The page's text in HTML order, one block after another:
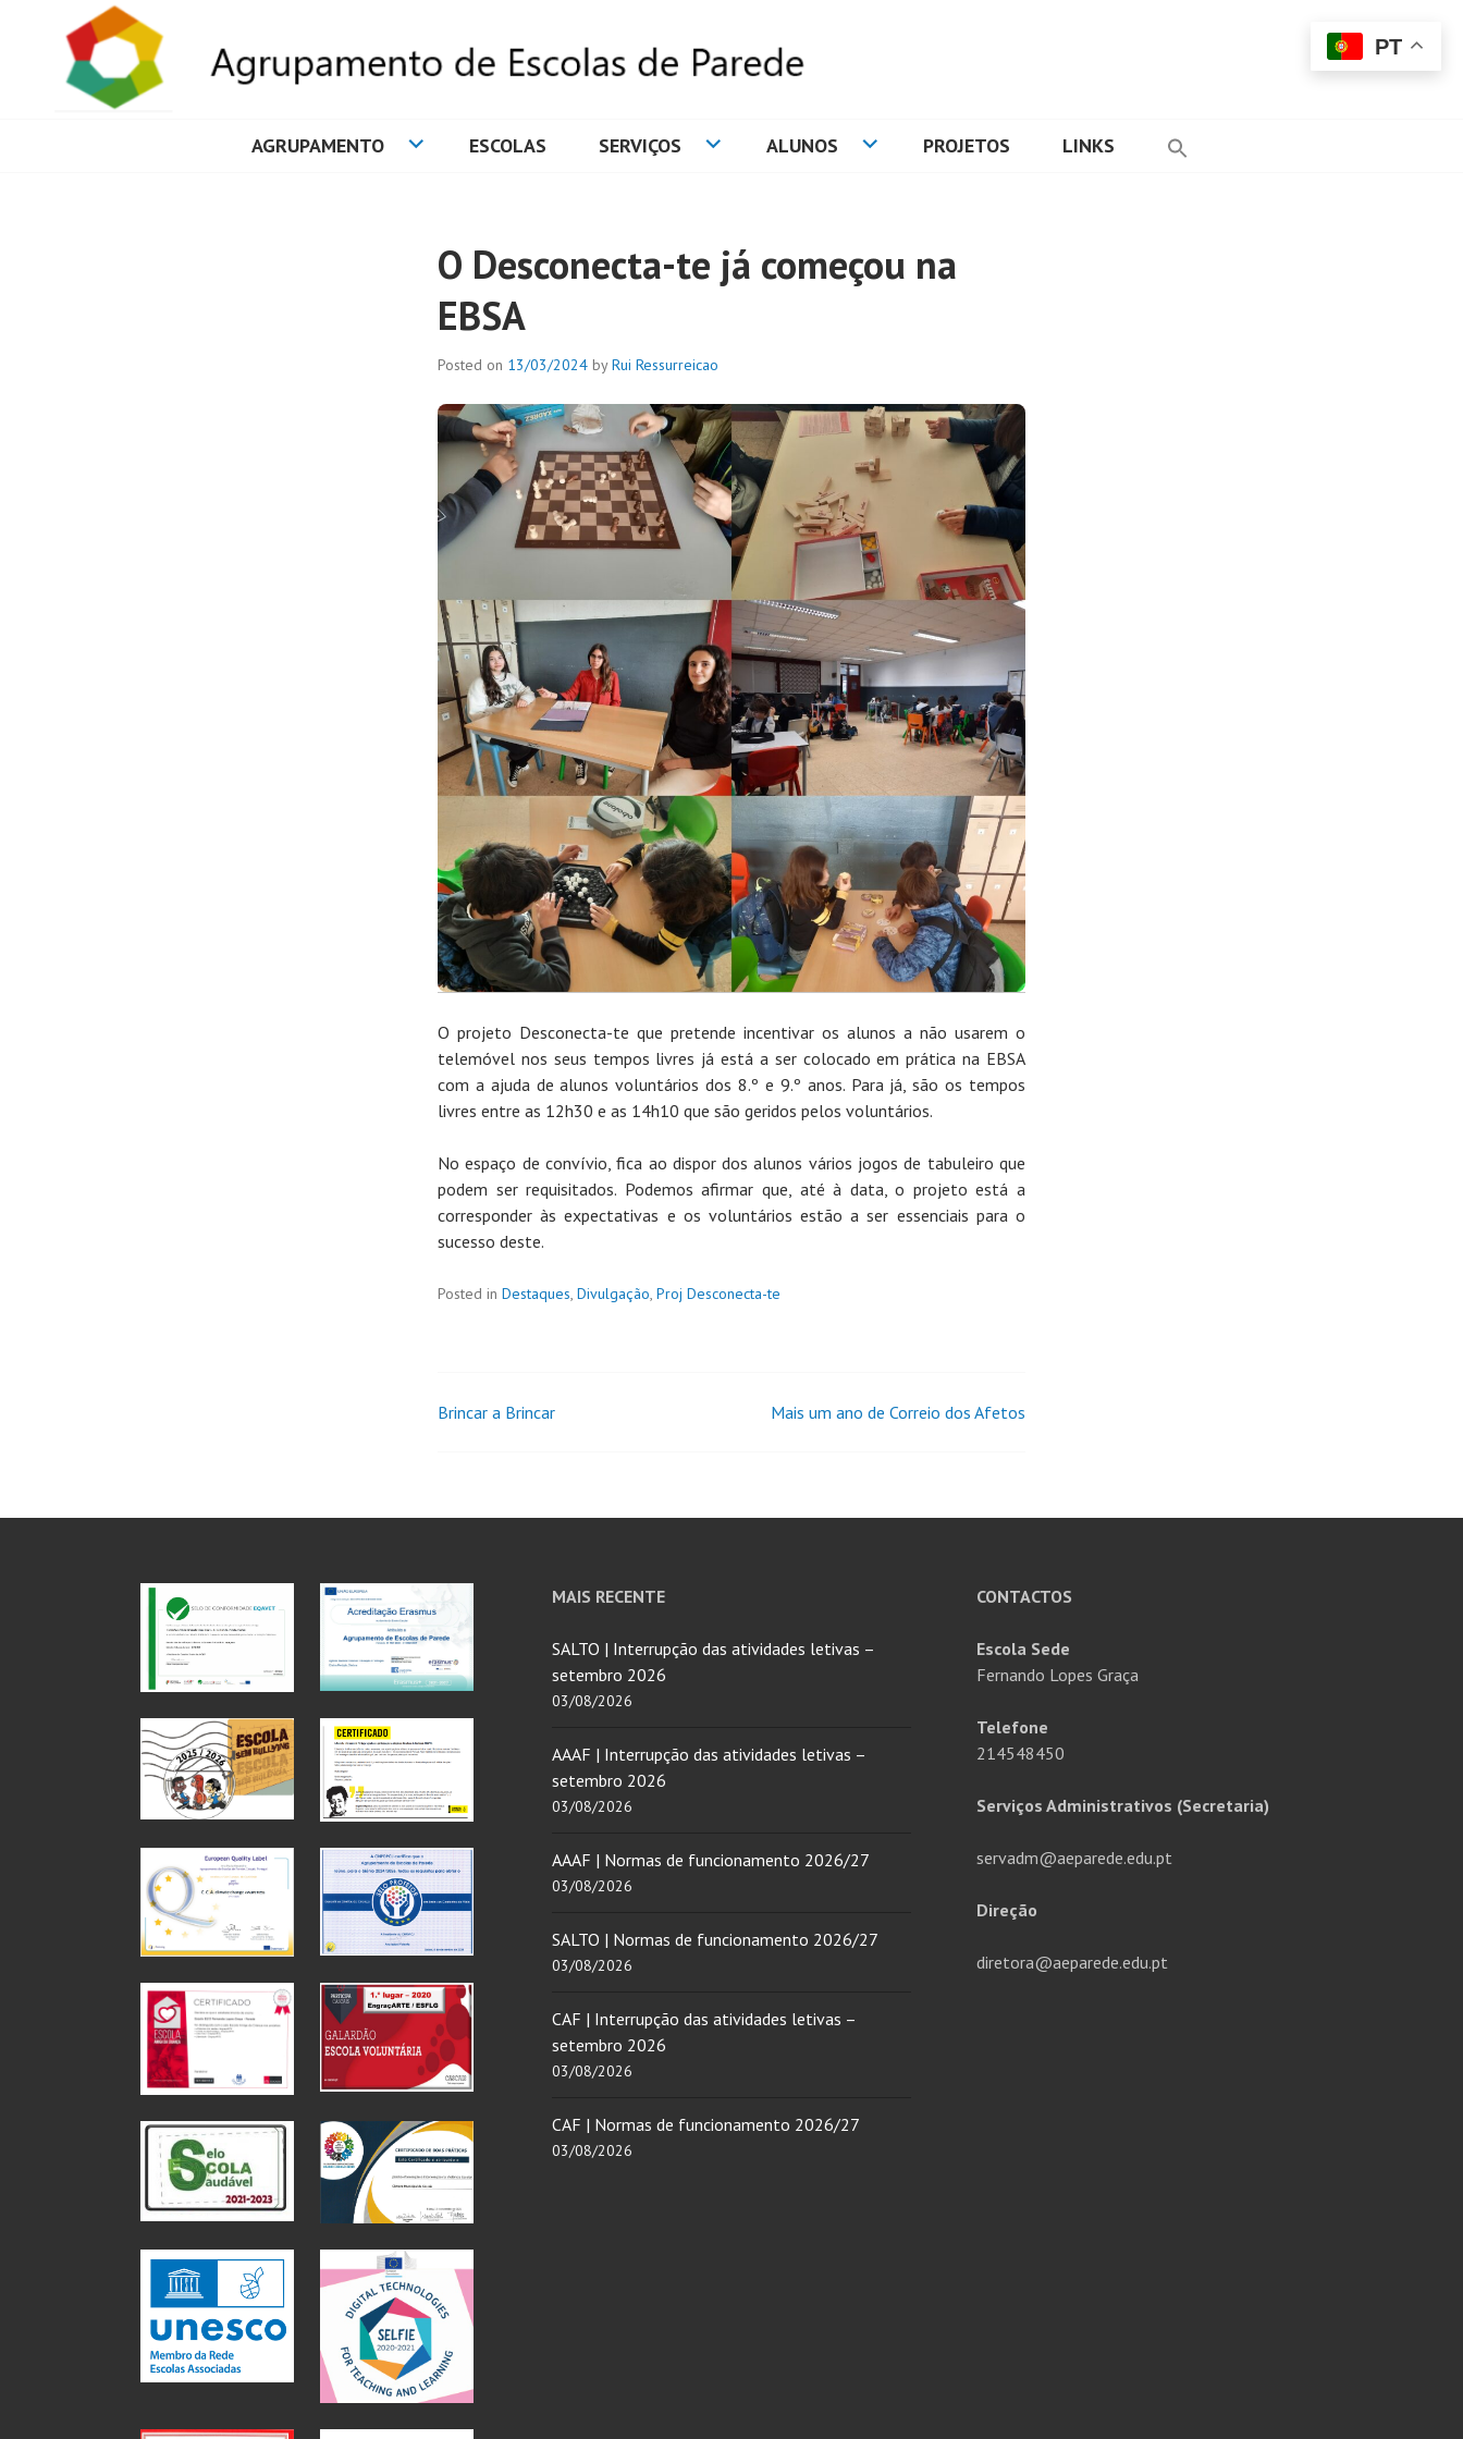
AGRUPAMENTO ESCOLAS SERVIÇOS ALUNOS PROJETOS LINKS
O Desconecta-te já começou na
EBSA
Posted on 13/03/2024 byRui Ressurreicao
O projeto Desconecta-te que pretende incentivar os alunos a não usarem o
telemóvel nos seus tempos livres já está a ser colocado em prática na EBSA
com a ajuda de alunos voluntários dos 8.º e 9.º anos. Para já, são os tempos
livres entre as 12h30 e as 14h10 que são geridos pelos voluntários.
No espaço de convívio, fica ao dispor dos alunos vários jogos de tabuleiro que
podem ser requisitados. Podemos afirmar que, até à data, o projeto está a
corresponder às expectativas e os voluntários estão a ser essenciais para o
sucesso deste.
Posted in Destaques, Divulgação, Proj Desconecta-te
Brincar a Brincar Mais um ano de Correio dos Afetos
MAIS RECENTE
SALTO | Interrupção das atividades letivas –
setembro 2026
03/08/2026
AAAF | Interrupção das atividades letivas –
setembro 2026
03/08/2026
AAAF | Normas de funcionamento 2026/27
03/08/2026
SALTO | Normas de funcionamento 2026/27
03/08/2026
CAF | Interrupção das atividades letivas –
setembro 2026
03/08/2026
CAF | Normas de funcionamento 2026/27
03/08/2026
CONTACTOS
Escola Sede
Fernando Lopes Graça
Telefone
214548450
Serviços Administrativos (Secretaria)
servadm@aeparede.edu.pt
Direção
diretora@aeparede.edu.pt
PT